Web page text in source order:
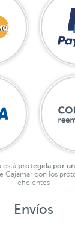
está protegida por
Cajamar con los
eficientes
Envíos